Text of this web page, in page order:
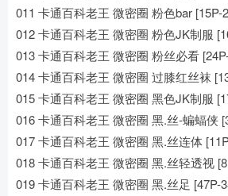
011 卡通百科老王 微密圈 粉色bar [15P-
012 卡通百科老王 微密圈 粉色JK制服
013 卡通百科老王 微密圈 粉丝必看
014 卡通百科老王 微密圈 过膝红丝袜
015 卡通百科老王 微密圈 黑色JK制服
016 卡通百科老王 微密圈 黑.丝-蝙蝠侠
017 卡通百科老王 微密圈 黑.丝连体
018 卡通百科老王 微密圈 黑.丝轻透视
019 卡通百科老王 微密圈 黑.丝足 [47P-